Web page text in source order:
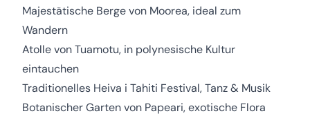
Majestätische Berge von Moorea, ideal zum
Wandern
Atolle von Tuamotu, in polynesische Kultur
eintauchen
Traditionelles Heiva i Tahiti Festival, Tanz & Musik
Botanischer Garten von Papeari, exotische Flora